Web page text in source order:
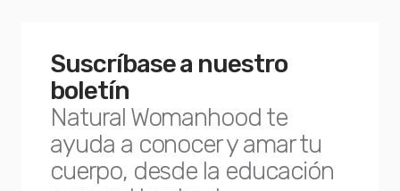
Suscríbase a nuestro
boletín
Natural Womanhood te
ayuda a conocer y amar tu
cuerpo, desde la educación